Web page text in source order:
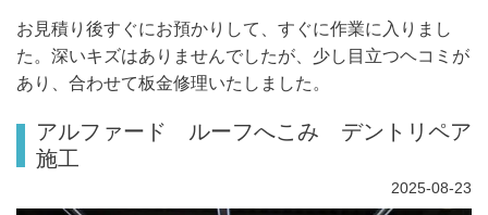
お見積り後すぐにお預かりして、すぐに作業に入りまし
た。深いキズはありませんでしたが、少し目立つヘコミが
あり、合わせて板金修理いたしました。
アルファード ルーフへこみ デントリペア
施工
2025-08-23